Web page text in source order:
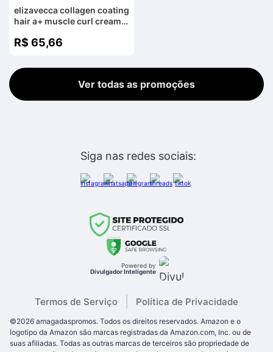
elizavecca collagen coating
hair a+ muscle curl cream
R$ 65,66
Ver todas as promoções
Siga nas redes sociais:
Powered by
Divulgador Inteligente
Termos de Serviço Política de Privacidade
©2026 amagadaspromos. Todos os direitos reservados. Amazon e o
logotipo da Amazon são marcas registradas da Amazon.com, Inc. ou de
suas afiliadas. Todas as outras marcas de terceiros são propriedade de